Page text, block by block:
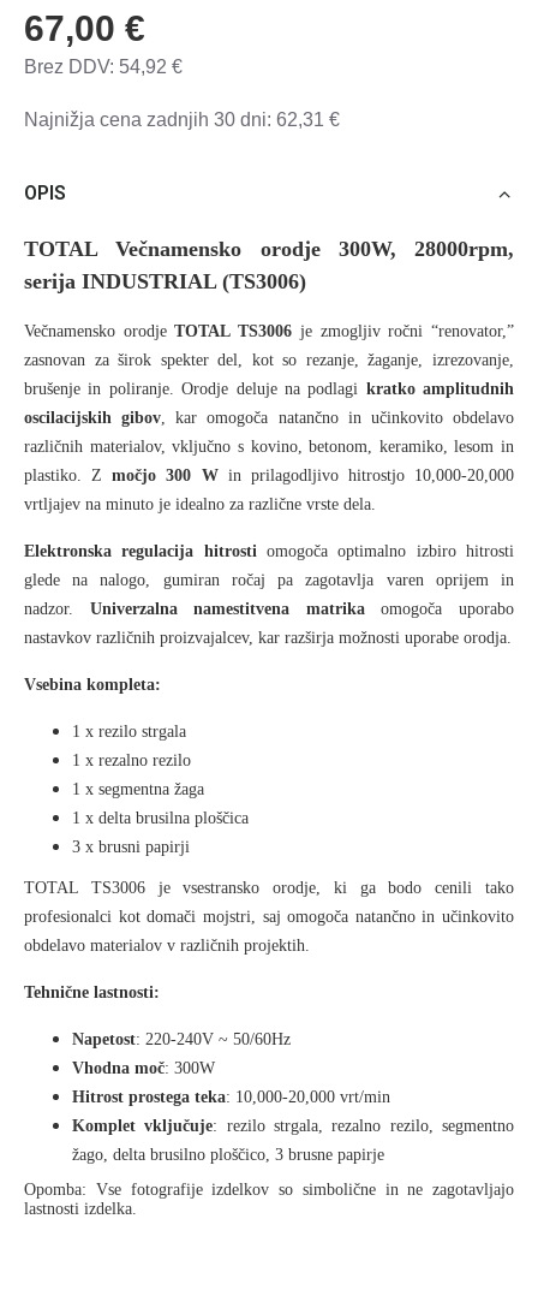
67,00 €
Brez DDV: 54,92 €
Najnižja cena zadnjih 30 dni: 62,31 €
OPIS
TOTAL Večnamensko orodje 300W, 28000rpm,
serija INDUSTRIAL (TS3006)
Večnamensko orodje TOTAL TS3006 je zmogljiv ročni “renovator,”
zasnovan za širok spekter del, kot so rezanje, žaganje, izrezovanje,
brušenje in poliranje. Orodje deluje na podlagi kratko amplitudnih
oscilacijskih gibov, kar omogoča natančno in učinkovito obdelavo
različnih materialov, vključno s kovino, betonom, keramiko, lesom in
plastiko. Z
močjo 300 W in prilagodljivo hitrostjo 10,000-20,000
vrtljajev na minuto je idealno za različne vrste dela.
Elektronska regulacija hitrosti omogoča optimalno izbiro hitrosti
glede na nalogo, gumiran ročaj pa zagotavlja varen oprijem in
nadzor.
Univerzalna namestitvena matrika
omogoča uporabo
nastavkov različnih proizvajalcev, kar razširja možnosti uporabe orodja.
Vsebina kompleta:
1 x rezilo strgala
1 x rezalno rezilo
1 x segmentna žaga
1 x delta brusilna ploščica
3 x brusni papirji
TOTAL TS3006 je vsestransko orodje, ki ga bodo cenili tako
profesionalci kot domači mojstri, saj omogoča natančno in učinkovito
obdelavo materialov v različnih projektih.
Tehnične lastnosti:
Napetost: 220-240V ~ 50/60Hz
Vhodna moč: 300W
Hitrost prostega teka: 10,000-20,000 vrt/min
Komplet vključuje: rezilo strgala, rezalno rezilo, segmentno
žago, delta brusilno ploščico, 3 brusne papirje
Opomba: Vse fotografije izdelkov so simbolične in ne zagotavljajo
lastnosti izdelka.